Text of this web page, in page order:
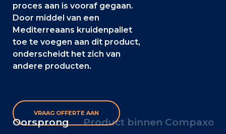
proces aan is vooraf gegaan.
Door middel van een
Mediterreaans kruidenpallet
toe te voegen aan dit product,
onderscheidt het zich van
andere producten.
VRAAG OFFERTE AAN
Oorsprong Product binnen Compaxo